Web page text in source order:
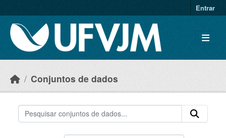
Entrar
Conjuntos de dados